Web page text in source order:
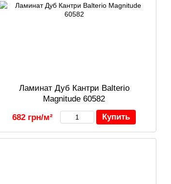
Ламинат Дуб Кантри Balterio
Magnitude 60582
682 грн/м² Купить